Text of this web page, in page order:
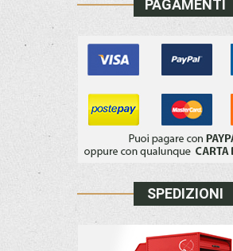
PAGAMENTI
SPEDIZIONI